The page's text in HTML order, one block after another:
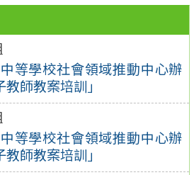
等學校社會領域推動中心辦
師教案培訓」
等學校社會領域推動中心辦
師教案培訓」